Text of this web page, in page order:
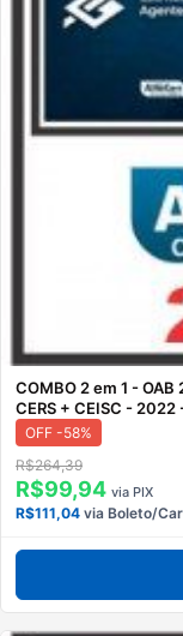
COMBO 2 em 1 - OAB
CERS + CEISC - 2022
OFF -58%
R$264,39
R$99,94 via PIX
R$111,04 via Boleto/